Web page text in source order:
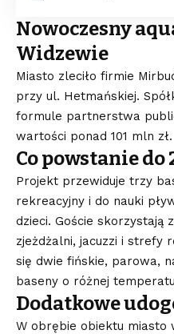
Nowoczesny
Widzewie
Miasto zleciło firmie
przy ul. Hetmańskiej.
formule partnerstwa
wartości ponad 101 mln zł.
Co powstanie do
Projekt przewiduje trzy
rekreacyjny i do nauki
dzieci. Goście skorzystają
zjeżdżalni, jacuzzi i strefy
się dwie fińskie, parowa,
baseny o różnej
Dodatkowe
W obrębie obiektu miasto